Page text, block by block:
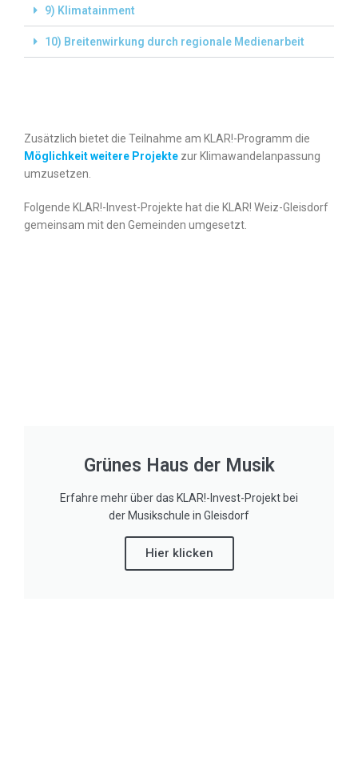
9) Klimatainment
10) Breitenwirkung durch regionale Medienarbeit
Zusätzlich bietet die Teilnahme am KLAR!-Programm die
Möglichkeit weitere Projekte zur Klimawandelanpassung
umzusetzen.
Folgende KLAR!-Invest-Projekte hat die KLAR! Weiz-Gleisdorf
gemeinsam mit den Gemeinden umgesetzt.
Grünes Haus der Musik
Erfahre mehr über das KLAR!-Invest-Projekt bei
der Musikschule in Gleisdorf
Hier klicken